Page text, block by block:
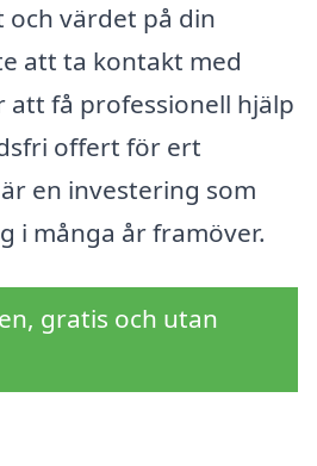
värdet på din
att ta kontakt med
att få professionell hjälp
offert för ert
en investering som
i många år framöver.
gratis och utan